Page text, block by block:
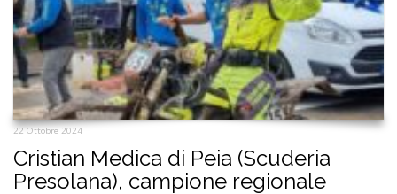
22 Ottobre 2024
Cristian Medica di Peia (Scuderia
Presolana), campione regionale